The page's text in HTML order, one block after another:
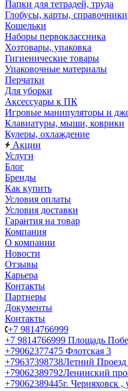
Папки для тетрадей, труда
Глобусы, карты, справочники
Кошельки
Наборы первоклассника
Хозтовары, упаковка
Гигиенические товары
Упаковочные материалы
Перчатки
Для уборки
Аксессуары к ПК
Игровые манипуляторы и
Клавиатуры, мыши, коврики
Кулеры, охлаждение
Акции
Услуги
Блог
Бренды
Как купить
Условия оплаты
Условия доставки
Гарантия на товар
Компания
О компании
Новости
Отзывы
Карьера
Контакты
Партнеры
Документы
Контакты
+7 9814766999
+7 9814766999 Площадь
+79062377475 Флотская 3
+79637398738Летний Проезд
+79062389792Ленинский
+79062389445г. Черняховск ,